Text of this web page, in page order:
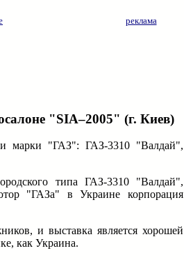
реклама
"SIA–2005" (г. Киев)
марки "ГАЗ": ГАЗ-3310 "Валдай",
типа ГАЗ-3310 "Валдай",
"ГАЗа" в Украине корпорация
и выставка является хорошей
как Украина.